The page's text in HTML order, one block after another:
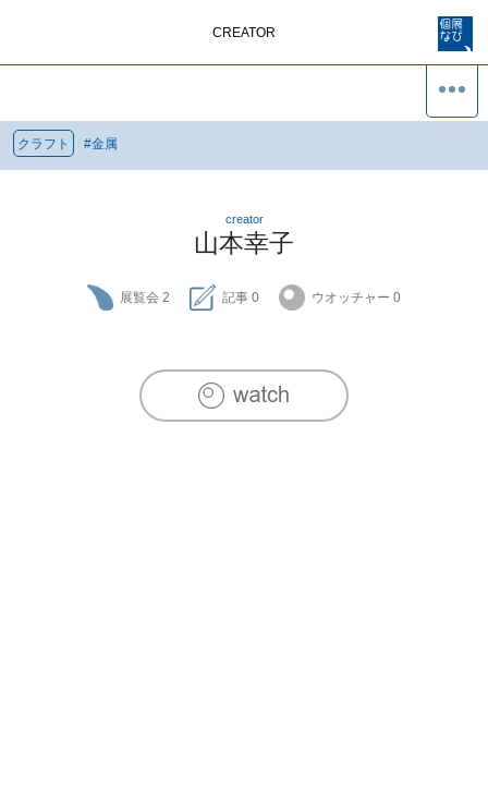
CREATOR
クラフト #金属
creator
山本幸子
展覧会 2 記事 0 ウオッチャー 0